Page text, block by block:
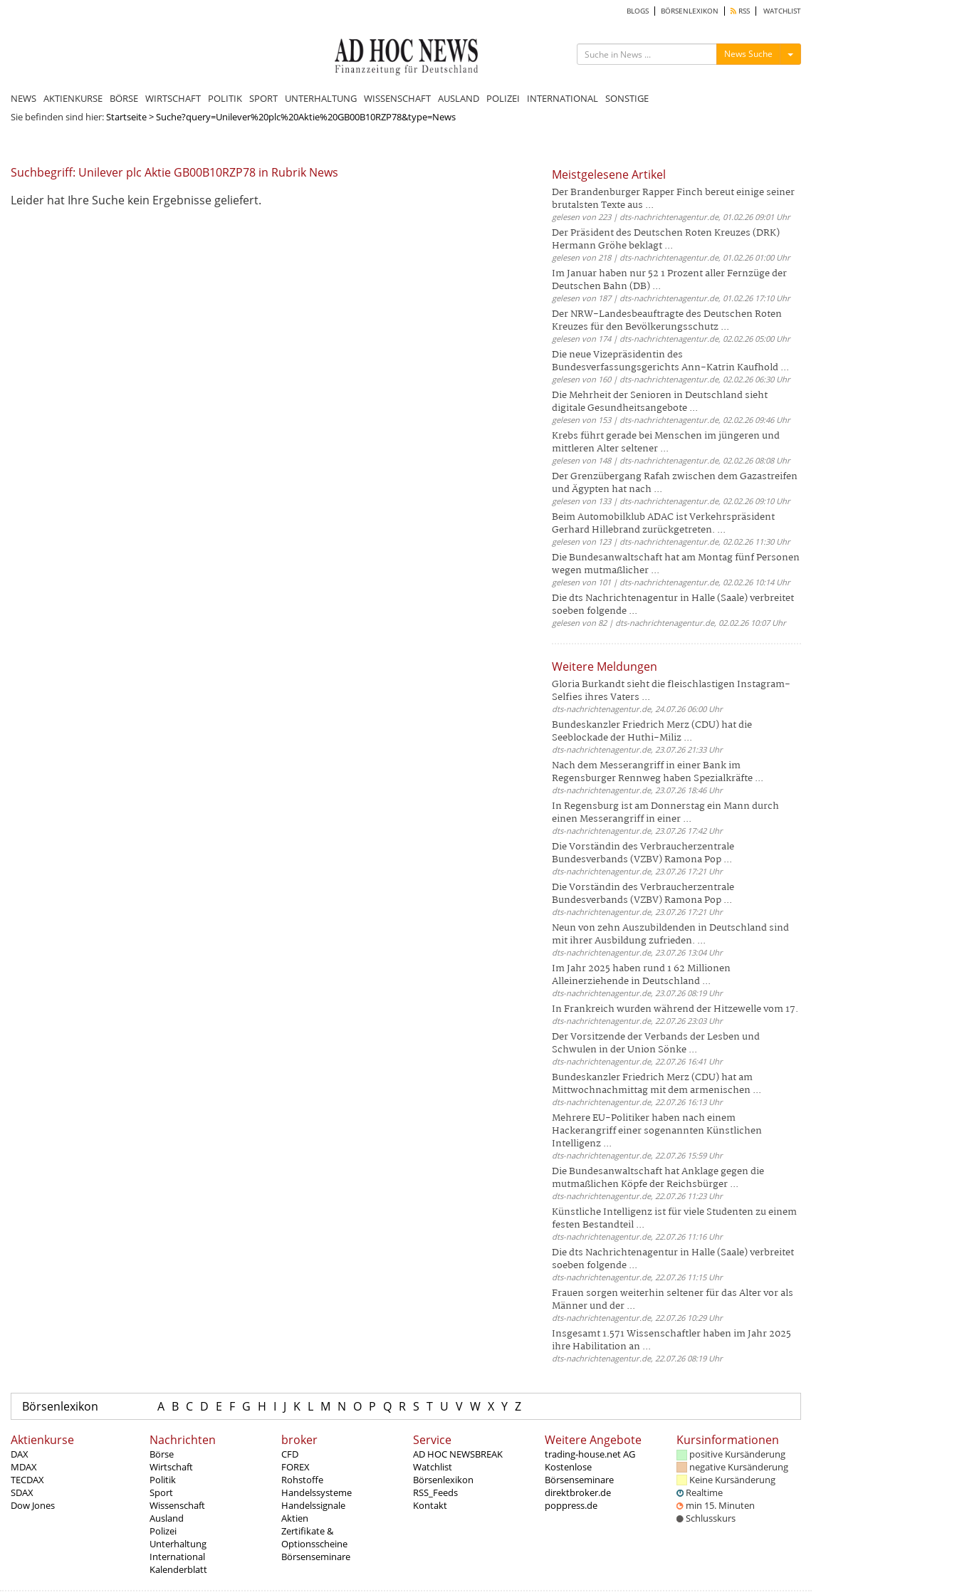
BLOGS BÖRSENLEXIKON RSS WATCHLIST
News Suche Menü ein-/ausblenden
NEWS AKTIENKURSE BÖRSE WIRTSCHAFT POLITIK SPORT UNTERHALTUNG WISSENSCHAFT AUSLAND POLIZEI INTERNATIONAL SONSTIGE
Sie befinden sind hier:Startseite>Suche?query=Unilever%20plc%20Aktie%20GB00B10RZP78&type=News
Suchbegriff: Unilever plc Aktie GB00B10RZP78 in Rubrik News
Leider hat Ihre Suche kein Ergebnisse geliefert.
Meistgelesene Artikel
Der Brandenburger Rapper Finch bereut einige seiner
brutalsten Texte aus ...
gelesen von 223 | dts-nachrichtenagentur.de, 01.02.26 09:01 Uhr
Der Präsident des Deutschen Roten Kreuzes (DRK)
Hermann Gröhe beklagt ...
gelesen von 218 | dts-nachrichtenagentur.de, 01.02.26 01:00 Uhr
Im Januar haben nur 52 1 Prozent aller Fernzüge der
Deutschen Bahn (DB) ...
gelesen von 187 | dts-nachrichtenagentur.de, 01.02.26 17:10 Uhr
Der NRW-Landesbeauftragte des Deutschen Roten
Kreuzes für den Bevölkerungsschutz ...
gelesen von 174 | dts-nachrichtenagentur.de, 02.02.26 05:00 Uhr
Die neue Vizepräsidentin des
Bundesverfassungsgerichts Ann-Katrin Kaufhold ...
gelesen von 160 | dts-nachrichtenagentur.de, 02.02.26 06:30 Uhr
Die Mehrheit der Senioren in Deutschland sieht
digitale Gesundheitsangebote ...
gelesen von 153 | dts-nachrichtenagentur.de, 02.02.26 09:46 Uhr
Krebs führt gerade bei Menschen im jüngeren und
mittleren Alter seltener ...
gelesen von 148 | dts-nachrichtenagentur.de, 02.02.26 08:08 Uhr
Der Grenzübergang Rafah zwischen dem Gazastreifen
und Ägypten hat nach ...
gelesen von 133 | dts-nachrichtenagentur.de, 02.02.26 09:10 Uhr
Beim Automobilklub ADAC ist Verkehrspräsident
Gerhard Hillebrand zurückgetreten. ...
gelesen von 123 | dts-nachrichtenagentur.de, 02.02.26 11:30 Uhr
Die Bundesanwaltschaft hat am Montag fünf Personen
wegen mutmaßlicher ...
gelesen von 101 | dts-nachrichtenagentur.de, 02.02.26 10:14 Uhr
Die dts Nachrichtenagentur in Halle (Saale) verbreitet
soeben folgende ...
gelesen von 82 | dts-nachrichtenagentur.de, 02.02.26 10:07 Uhr
Weitere Meldungen
Gloria Burkandt sieht die fleischlastigen Instagram-
Selfies ihres Vaters ...
dts-nachrichtenagentur.de, 24.07.26 06:00 Uhr
Bundeskanzler Friedrich Merz (CDU) hat die
Seeblockade der Huthi-Miliz ...
dts-nachrichtenagentur.de, 23.07.26 21:33 Uhr
Nach dem Messerangriff in einer Bank im
Regensburger Rennweg haben Spezialkräfte ...
dts-nachrichtenagentur.de, 23.07.26 18:46 Uhr
In Regensburg ist am Donnerstag ein Mann durch
einen Messerangriff in einer ...
dts-nachrichtenagentur.de, 23.07.26 17:42 Uhr
Die Vorständin des Verbraucherzentrale
Bundesverbands (VZBV) Ramona Pop ...
dts-nachrichtenagentur.de, 23.07.26 17:21 Uhr
Die Vorständin des Verbraucherzentrale
Bundesverbands (VZBV) Ramona Pop ...
dts-nachrichtenagentur.de, 23.07.26 17:21 Uhr
Neun von zehn Auszubildenden in Deutschland sind
mit ihrer Ausbildung zufrieden. ...
dts-nachrichtenagentur.de, 23.07.26 13:04 Uhr
Im Jahr 2025 haben rund 1 62 Millionen
Alleinerziehende in Deutschland ...
dts-nachrichtenagentur.de, 23.07.26 08:19 Uhr
In Frankreich wurden während der Hitzewelle vom 17.
dts-nachrichtenagentur.de, 22.07.26 23:03 Uhr
Der Vorsitzende der Verbands der Lesben und
Schwulen in der Union Sönke ...
dts-nachrichtenagentur.de, 22.07.26 16:41 Uhr
Bundeskanzler Friedrich Merz (CDU) hat am
Mittwochnachmittag mit dem armenischen ...
dts-nachrichtenagentur.de, 22.07.26 16:13 Uhr
Mehrere EU-Politiker haben nach einem
Hackerangriff einer sogenannten Künstlichen
Intelligenz ...
dts-nachrichtenagentur.de, 22.07.26 15:59 Uhr
Die Bundesanwaltschaft hat Anklage gegen die
mutmaßlichen Köpfe der Reichsbürger ...
dts-nachrichtenagentur.de, 22.07.26 11:23 Uhr
Künstliche Intelligenz ist für viele Studenten zu einem
festen Bestandteil ...
dts-nachrichtenagentur.de, 22.07.26 11:16 Uhr
Die dts Nachrichtenagentur in Halle (Saale) verbreitet
soeben folgende ...
dts-nachrichtenagentur.de, 22.07.26 11:15 Uhr
Frauen sorgen weiterhin seltener für das Alter vor als
Männer und der ...
dts-nachrichtenagentur.de, 22.07.26 10:29 Uhr
Insgesamt 1.571 Wissenschaftler haben im Jahr 2025
ihre Habilitation an ...
dts-nachrichtenagentur.de, 22.07.26 08:19 Uhr
Börsenlexikon A B C D E F G H I J K L M N O P Q R S T U V W X Y Z
Aktienkurse
DAX
MDAX
TECDAX
SDAX
Dow Jones
Nachrichten
Börse
Wirtschaft
Politik
Sport
Wissenschaft
Ausland
Polizei
Unterhaltung
International
Kalenderblatt
broker
CFD
FOREX
Rohstoffe
Handelssysteme
Handelssignale
Aktien
Zertifikate &
Optionsscheine
Börsenseminare
Service
AD HOC NEWSBREAK
Watchlist
Börsenlexikon
RSS_Feeds
Kontakt
Weitere Angebote
trading-house.net AG
Kostenlose
Börsenseminare
direktbroker.de
poppress.de
Kursinformationen
positive Kursänderung
negative Kursänderung
Keine Kursänderung
Realtime
min 15. Minuten
Schlusskurs